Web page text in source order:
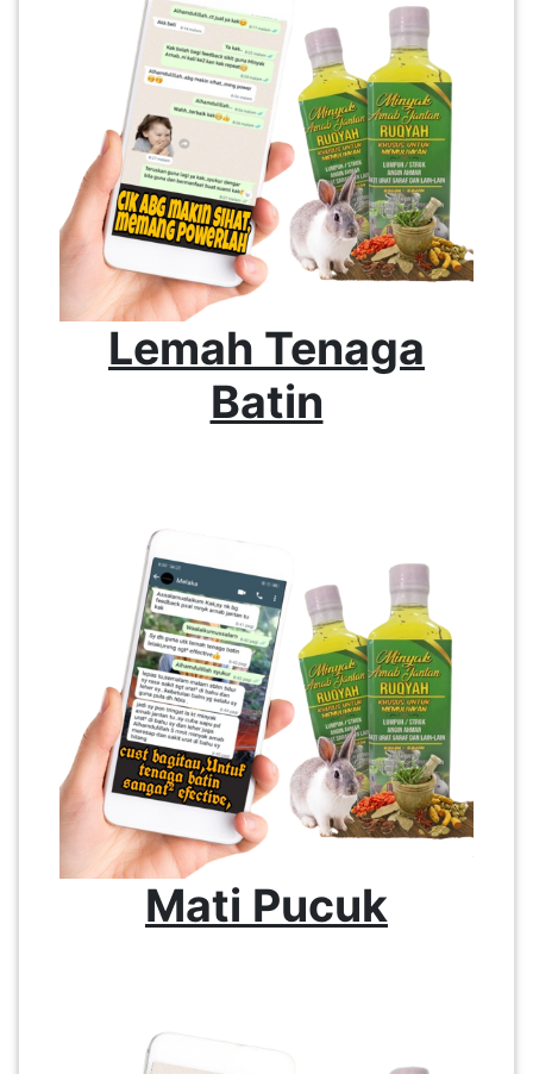
Lemah Tenaga
Batin
Mati Pucuk